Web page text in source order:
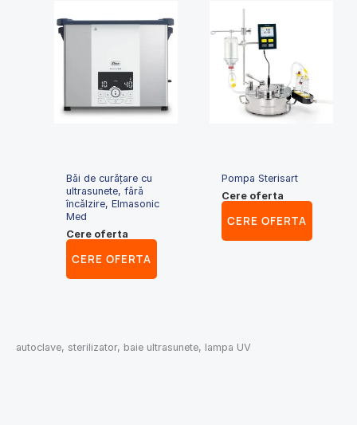
Băi de curățare cu
ultrasunete, fără
încălzire, Elmasonic
Med
Cere oferta
CERE OFERTA
Pompa Sterisart
Cere oferta
CERE OFERTA
autoclave, sterilizator, baie ultrasunete, lampa UV